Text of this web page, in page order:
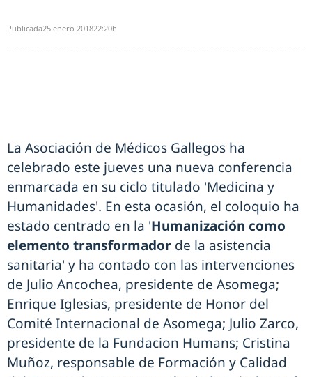
Publicada25 enero 201822:20h
La Asociación de Médicos Gallegos ha
celebrado este jueves una nueva conferencia
enmarcada en su ciclo titulado 'Medicina y
Humanidades'. En esta ocasión, el coloquio ha
estado centrado en la 'Humanización como
elemento transformador de la asistencia
sanitaria' y ha contado con las intervenciones
de Julio Ancochea, presidente de Asomega;
Enrique Iglesias, presidente de Honor del
Comité Internacional de Asomega; Julio Zarco,
presidente de la Fundacion Humans; Cristina
Muñoz, responsable de Formación y Calidad